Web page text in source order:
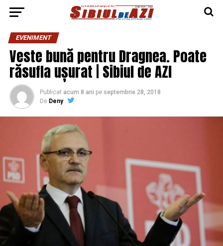
EVENIMENT
Veste bună pentru Dragnea. Poate
răsufla ușurat | Sibiul de AZI
Publicat acum 8 ani pe septembrie 28, 2018
De Deny